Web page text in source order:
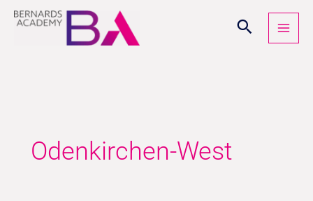
Zum
Inhalt
Odenkirchen-West